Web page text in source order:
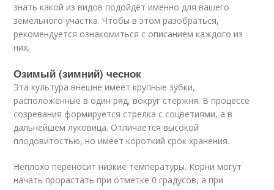
знать какой из видов подойдёт именно для вашего
земельного участка. Чтобы в этом разобраться,
рекомендуется ознакомиться с описанием каждого из
них.
Озимый (зимний) чеснок
Эта культура внешне имеет крупные зубки,
расположенные в один ряд, вокруг стержня. В процессе
созревания формируется стрелка с соцветиями, а в
дальнейшем луковица. Отличается высокой
плодовитостью, но имеет короткий срок хранения.
Неплохо переносит низкие температуры. Корни могут
начать прорастать при отметке 0 градусов, а при